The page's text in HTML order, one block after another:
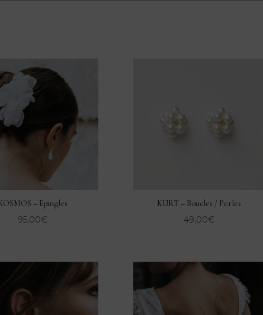
– Epingles
95,00€
KURT – Boucles / Perles
49,00€